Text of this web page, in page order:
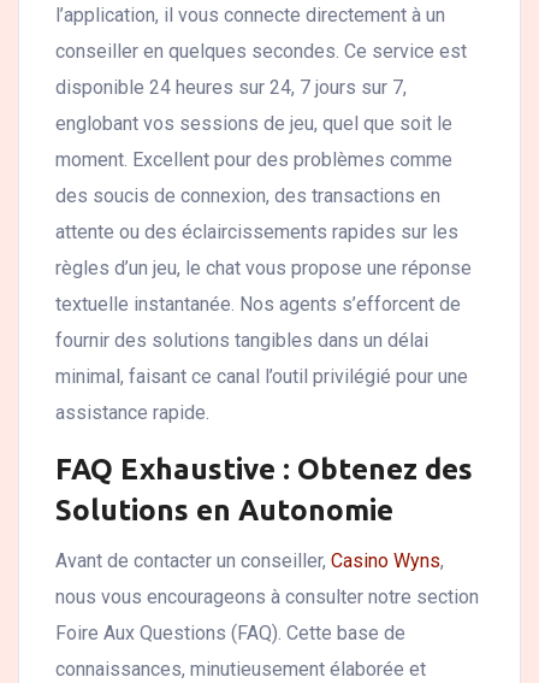
l’application, il vous connecte directement à un
conseiller en quelques secondes. Ce service est
disponible 24 heures sur 24, 7 jours sur 7,
englobant vos sessions de jeu, quel que soit le
moment. Excellent pour des problèmes comme
des soucis de connexion, des transactions en
attente ou des éclaircissements rapides sur les
règles d’un jeu, le chat vous propose une réponse
textuelle instantanée. Nos agents s’efforcent de
fournir des solutions tangibles dans un délai
minimal, faisant ce canal l’outil privilégié pour une
assistance rapide.
FAQ Exhaustive : Obtenez des
Solutions en Autonomie
Avant de contacter un conseiller, Casino Wyns,
nous vous encourageons à consulter notre section
Foire Aux Questions (FAQ). Cette base de
connaissances, minutieusement élaborée et